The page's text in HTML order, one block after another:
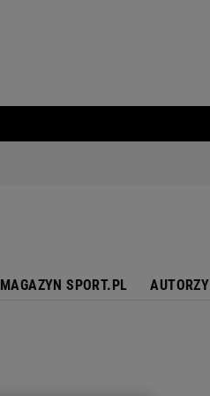
MAGAZYN SPORT.PL AUTORZY